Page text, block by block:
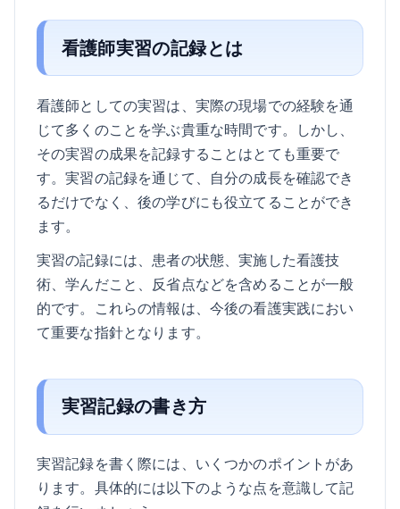
看護師実習の記録とは
看護師としての実習は、実際の現場での経験を通
じて多くのことを学ぶ貴重な時間です。しかし、
その実習の成果を記録することはとても重要で
す。実習の記録を通じて、自分の成長を確認でき
るだけでなく、後の学びにも役立てることができ
ます。
実習の記録には、患者の状態、実施した看護技
術、学んだこと、反省点などを含めることが一般
的です。これらの情報は、今後の看護実践におい
て重要な指針となります。
実習記録の書き方
実習記録を書く際には、いくつかのポイントがあ
ります。具体的には以下のような点を意識して記